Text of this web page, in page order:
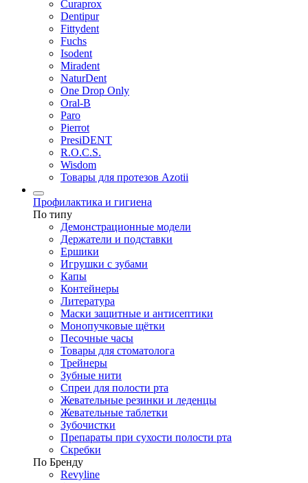
Curaprox
Dentipur
Fittydent
Fuchs
Isodent
Miradent
NaturDent
One Drop Only
Oral-B
Paro
Pierrot
PresiDENT
R.O.C.S.
Wisdom
Товары для протезов Azotii
Профилактика и гигиена
По типу
Демонстрационные модели
Держатели и подставки
Ершики
Игрушки с зубами
Капы
Контейнеры
Литература
Маски защитные и антисептики
Монопучковые щётки
Песочные часы
Товары для стоматолога
Трейнеры
Зубные нити
Спреи для полости рта
Жевательные резинки и леденцы
Жевательные таблетки
Зубочистки
Препараты при сухости полости рта
Скребки
По Бренду
Revyline